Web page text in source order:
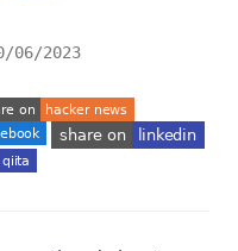
06/2023
in a new tab)
tab)